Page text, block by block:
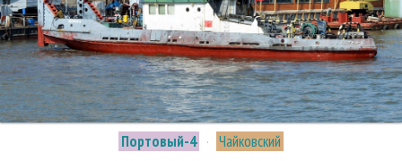
Портовый-4 · Чайковский